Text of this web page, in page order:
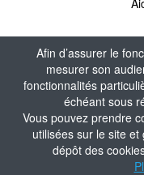
Afin d’assurer le
mesurer son
fonctionnalités
échéant sous
Vous pouvez prendre
utilisées sur le site
dépôt des